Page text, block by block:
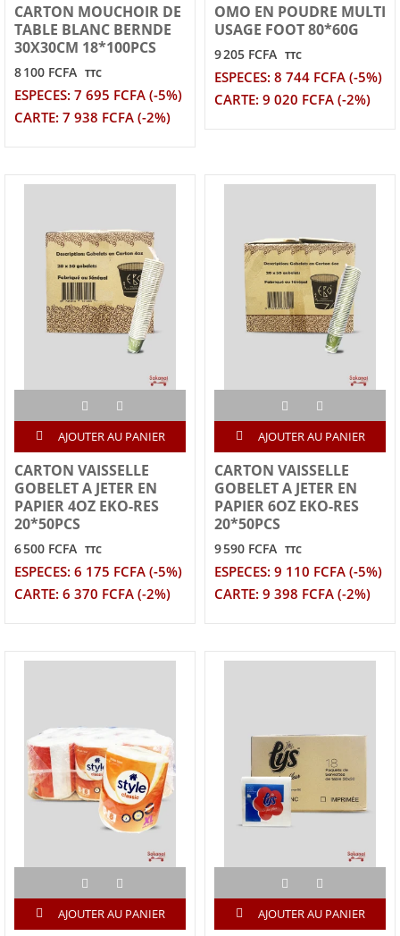
CARTON MOUCHOIR DE
TABLE BLANC BERNDE
30X30CM 18*100PCS
8 100 FCFA TTC
ESPECES: 7 695 FCFA (-5%)
CARTE: 7 938 FCFA (-2%)
OMO EN POUDRE MULTI
USAGE FOOT 80*60G
9 205 FCFA TTC
ESPECES: 8 744 FCFA (-5%)
CARTE: 9 020 FCFA (-2%)
AJOUTER AU PANIER
CARTON VAISSELLE
GOBELET A JETER EN
PAPIER 4OZ EKO-RES
20*50PCS
6 500 FCFA TTC
ESPECES: 6 175 FCFA (-5%)
CARTE: 6 370 FCFA (-2%)
AJOUTER AU PANIER
CARTON VAISSELLE
GOBELET A JETER EN
PAPIER 6OZ EKO-RES
20*50PCS
9 590 FCFA TTC
ESPECES: 9 110 FCFA (-5%)
CARTE: 9 398 FCFA (-2%)
AJOUTER AU PANIER AJOUTER AU PANIER